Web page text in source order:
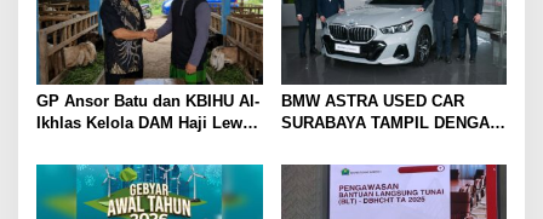
GP Ansor Batu dan KBIHU Al-
Ikhlas Kelola DAM Haji Lewat
BMW ASTRA USED CAR
SURABAYA TAMPIL DENGAN
PELANGGAN DI JATIM
DENGAN FASILITAS
PREMIUM